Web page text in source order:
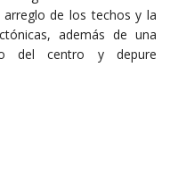
de los techos y la
además de una
del centro y depure